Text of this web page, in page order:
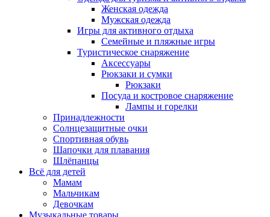
Женская одежда
Мужская одежда
Игры для активного отдыха
Семейные и пляжные игры
Туристическое снаряжение
Аксессуары
Рюкзаки и сумки
Рюкзаки
Посуда и костровое снаряжение
Лампы и горелки
Принадлежности
Солнцезащитные очки
Спортивная обувь
Шапочки для плавания
Шлёпанцы
Всё для детей
Мамам
Мальчикам
Девочкам
Музыкальные товары